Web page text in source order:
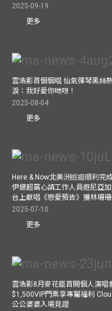
2025-09-19
更多
雲浩影首個個唱 仙氣彈琴黑絲
淚：我好愛你哋呀！
2025-08-04
更多
Here & Now北美洲巡迴順利完
伊健超窩心請工作人員遊尼亞
台上獻唱《戀愛預告》獲林珊
2025-07-10
更多
雲浩影8月麥花臣首開個人演唱
$1,500VIP門票享專屬福利
公公婆婆入場見證